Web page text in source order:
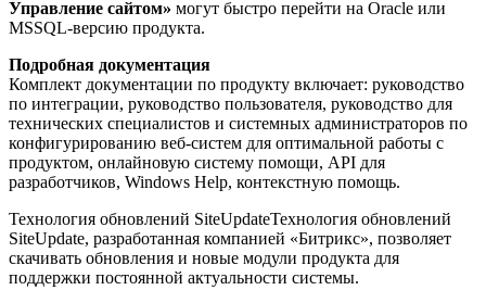
Управление сайтом» могут быстро перейти на Oracle или
MSSQL-версию продукта.
Подробная документация
Комплект документации по продукту включает: руководство
по интеграции, руководство пользователя, руководство для
технических специалистов и системных администраторов по
конфигурированию веб-систем для оптимальной работы с
продуктом, онлайновую систему помощи, API для
разработчиков, Windows Help, контекстную помощь.
Технология обновлений SiteUpdateТехнология обновлений
SiteUpdate, разработанная компанией «Битрикс», позволяет
скачивать обновления и новые модули продукта для
поддержки постоянной актуальности системы.